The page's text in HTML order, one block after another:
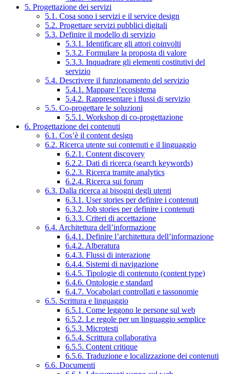
5. Progettazione dei servizi
5.1. Cosa sono i servizi e il service design
5.2. Progettare servizi pubblici digitali
5.3. Definire il modello di servizio
5.3.1. Identificare gli attori coinvolti
5.3.2. Formulare la proposta di valore
5.3.3. Inquadrare gli elementi costitutivi del
servizio
5.4. Descrivere il funzionamento del servizio
5.4.1. Mappare l’ecosistema
5.4.2. Rappresentare i flussi di servizio
5.5. Co-progettare le soluzioni
5.5.1. Workshop di co-progettazione
6. Progettazione dei contenuti
6.1. Cos’è il content design
6.2. Ricerca utente sui contenuti e il linguaggio
6.2.1. Content discovery
6.2.2. Dati di ricerca (search keywords)
6.2.3. Ricerca tramite analytics
6.2.4. Ricerca sui forum
6.3. Dalla ricerca ai bisogni degli utenti
6.3.1. User stories per definire i contenuti
6.3.2. Job stories per definire i contenuti
6.3.3. Criteri di accettazione
6.4. Architettura dell’informazione
6.4.1. Definire l’architettura dell’informazione
6.4.2. Alberatura
6.4.3. Flussi di interazione
6.4.4. Sistemi di navigazione
6.4.5. Tipologie di contenuto (content type)
6.4.6. Ontologie e standard
6.4.7. Vocabolari controllati e tassonomie
6.5. Scrittura e linguaggio
6.5.1. Come leggono le persone sul web
6.5.2. Le regole per un linguaggio semplice
6.5.3. Microtesti
6.5.4. Scrittura collaborativa
6.5.5. Content critique
6.5.6. Traduzione e localizzazione dei contenuti
6.6. Documenti